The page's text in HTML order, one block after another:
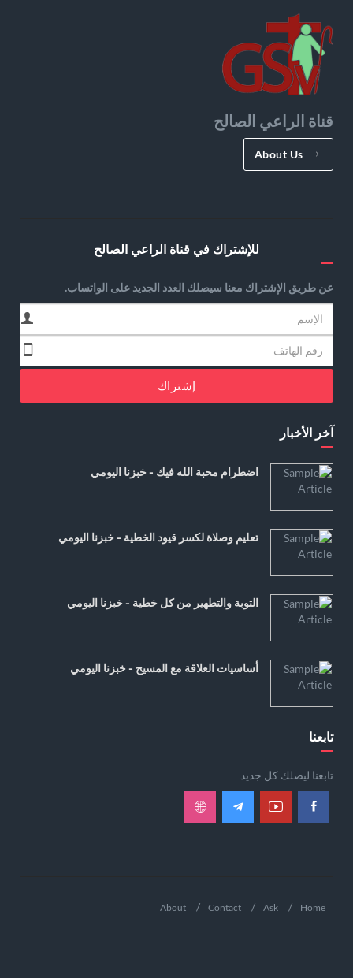
قناة الراعي الصالح
About Us
للإشتراك في قناة الراعي الصالح
عن طريق الإشتراك معنا سيصلك العدد الجديد على الواتساب.
إشتراك
آخر الأخبار
اضطرام محبة الله فيك - خبزنا اليومي
تعليم وصلاة لكسر قيود الخطية - خبزنا اليومي
التوبة والتطهير من كل خطية - خبزنا اليومي
أساسيات العلاقة مع المسيح - خبزنا اليومي
تابعنا
تابعنا ليصلك كل جديد
Home
Ask
Contact
About